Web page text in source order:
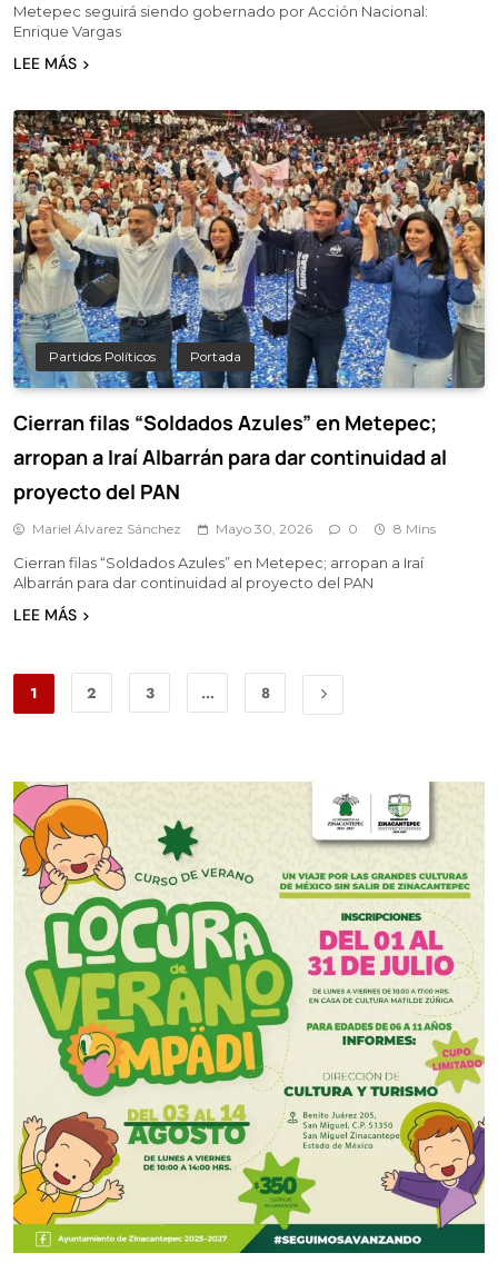
Metepec seguirá siendo gobernado por Acción Nacional:
Enrique Vargas
LEE MÁS
Partidos Políticos Portada
Cierran filas “Soldados Azules” en Metepec;
arropan a Iraí Albarrán para dar continuidad al
proyecto del PAN
Mariel Álvarez Sánchez Mayo 30, 2026 0 8 Mins
Cierran filas “Soldados Azules” en Metepec; arropan a Iraí
Albarrán para dar continuidad al proyecto del PAN
LEE MÁS
1 2 3 … 8